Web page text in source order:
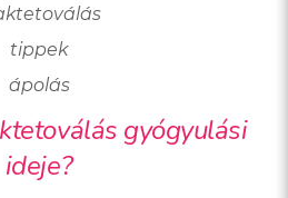
tippek
ápolás
gyógyulási
ideje?